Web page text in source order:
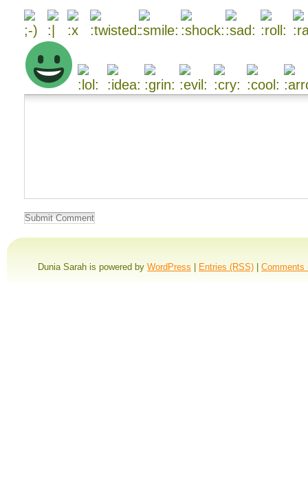
Dunia Sarah is powered by WordPress | Entries (RSS) | Comments